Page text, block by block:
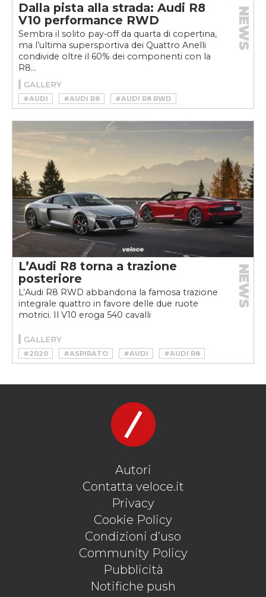
Dalla pista alla strada: Audi R8
V10 performance RWD
Sembra il solito pay-off da quarta di copertina,
ma l’ultima supersportiva dei Quattro Anelli
condivide oltre il 60% dei componenti con la
R8...
NEWS
GALLERY
#AUDI #AUDI R8
#AUDI R8 RWD
#AUDI R8 V10 PERFORMANCE RWD
#SUPERCAR
L’Audi R8 torna a trazione
posteriore
L’Audi R8 RWD abbandona la famosa trazione
integrale quattro in favore delle due ruote
motrici. Il V10 eroga 540 cavalli
NEWS
GALLERY
#2020 #ASPIRATO #AUDI
#AUDI R8
#AUDI R8 RWD
#SUPERCAR #V10
Autori
Contatta veloce.it
Privacy
Cookie Policy
Condizioni d’uso
Community Policy
Pubblicità
Notifiche push